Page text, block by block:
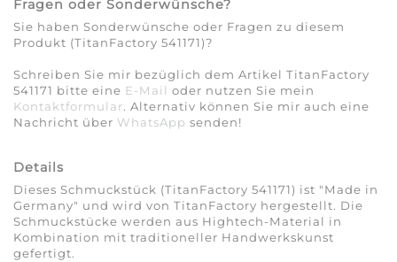
Fragen oder Sonderwünsche?
Sie haben Sonderwünsche oder Fragen zu diesem
Produkt (TitanFactory 541171)?
Schreiben Sie mir bezüglich dem Artikel TitanFactory
541171 bitte eine E-Mail oder nutzen Sie mein
Kontaktformular. Alternativ können Sie mir auch eine
Nachricht über WhatsApp senden!
Details
Dieses Schmuckstück (TitanFactory 541171) ist "Made in
Germany" und wird von TitanFactory hergestellt. Die
Schmuckstücke werden aus Hightech-Material in
Kombination mit traditioneller Handwerkskunst
gefertigt.